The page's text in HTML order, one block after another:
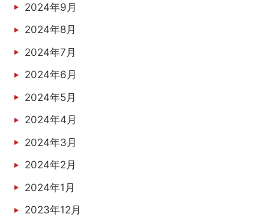
2024年9月
2024年8月
2024年7月
2024年6月
2024年5月
2024年4月
2024年3月
2024年2月
2024年1月
2023年12月